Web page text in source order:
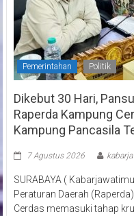
Pemerintahan Politik
Dikebut 30 Hari,
Raperda Kampung
Kampung Pancasila
7 Agustus 2026
SURABAYA (
Peraturan Daerah
Cerdas memasuki tahap